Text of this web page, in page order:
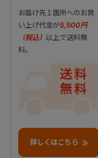
お届け先１箇所へのお買
い上げ代金が5,500円
（税込） 以上で送料無
料。
詳しくはこちら